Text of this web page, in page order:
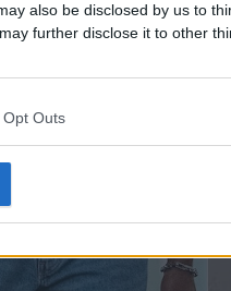
also be disclosed by us to
further disclose it to other
Outs